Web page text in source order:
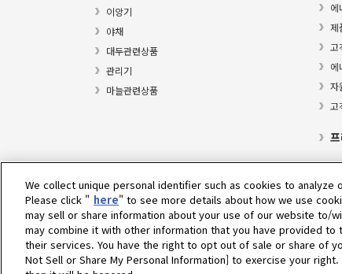
이앙기
야채
대두관련상품
관리기
마늘관련상품
에
제
고
에
자
고
Select Region
개인정보 처리방침 쿠키 정책 이용약관
그레이 마
We collect unique personal identifier such as cookies to
Please click " here" to see more details about how we use
may sell or share information about your use of our website to/
may combine it with other information that you have provided
their services. You have the right to opt out of sale or share of
Not Sell or Share My Personal Information] to exercise your